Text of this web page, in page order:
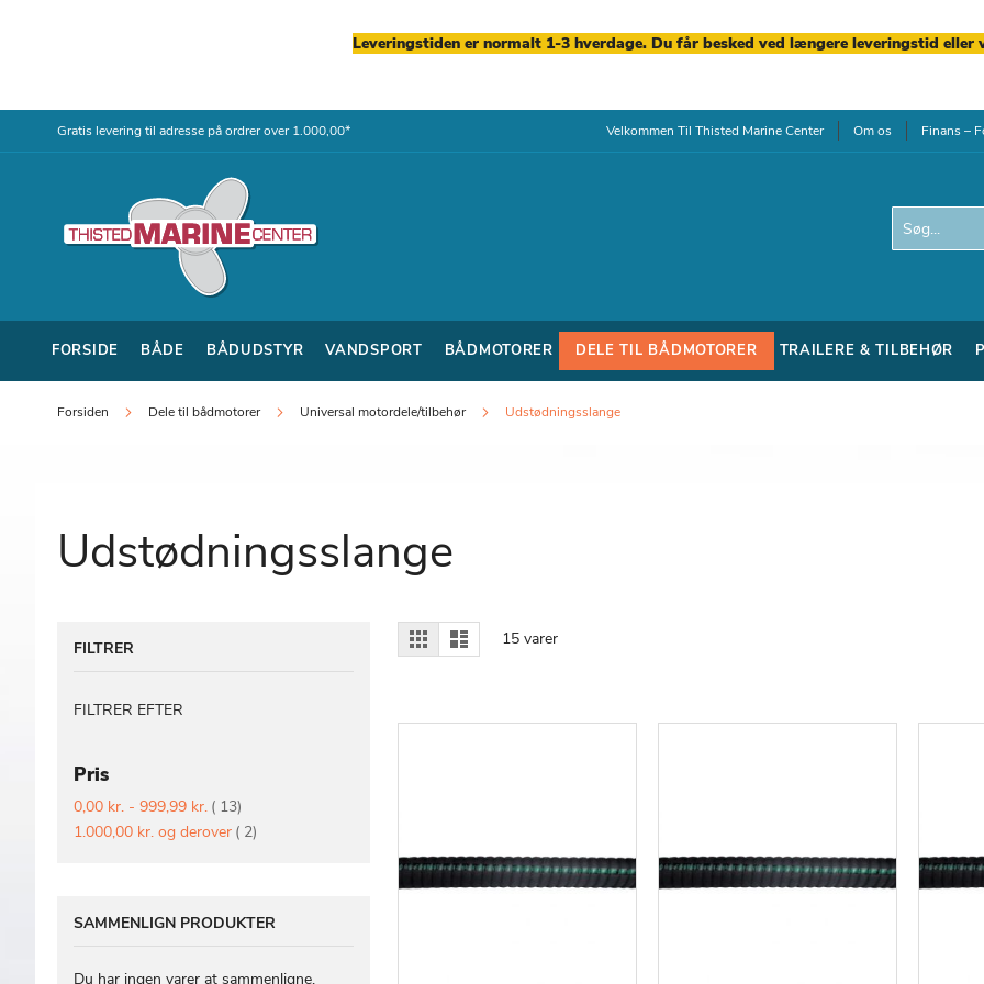
Leveringstiden er normalt 1-3 hverdage. Du får besked ved længere leveringstid eller
Gratis levering til adresse på ordrer over 1.000,00*Skip
Velkommen Til Thisted Marine Center Om os Finans –
Search
FORSIDE BÅDE BÅDUDSTYR VANDSPORT BÅDMOTORER DELE TIL BÅDMOTORER TRAILERE & TILBEHØR
Forsiden Dele til bådmotorer Universal motordele/tilbehør Udstødningsslange
Udstødningsslange
Vis
som
GitterListe 15 varer
FILTRER
FILTRER EFTER
Pris
0,00 kr. - 999,99 kr. 13vare
1.000,00 kr. og derover 2vare
SAMMENLIGN PRODUKTER
Du har ingen varer at sammenligne.